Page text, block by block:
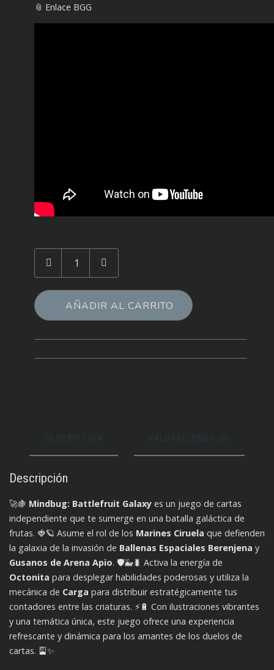
📎 Enlace BGG
Batalla
de
Galaxia
AÑADIR AL CARRITO
Descripción
🚀🍇 Mindbug: Battlefruit Galaxy es un juego de cartas
independiente que te sumerge en una batalla galáctica de
frutas. 🍓🪐 Asume el rol de los Marines Ciruela que defienden
la galaxia de la invasión de Ballenas Espaciales Berenjena y
Gusanos de Arena Apio. 🛡️🐳🐛 Activa la energía de
Octonita para desplegar habilidades poderosas y utiliza la
mecánica de Carga para distribuir estratégicamente tus
contadores entre las criaturas. ⚡🔋 Con ilustraciones vibrantes
y una temática única, este juego ofrece una experiencia
refrescante y dinámica para los amantes de los duelos de
cartas. 🎴✨